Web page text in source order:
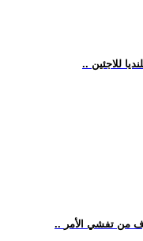
للاجئين
من تفشي الأمر